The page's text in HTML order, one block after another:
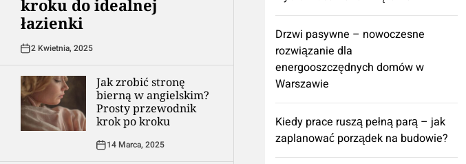
kroku do idealnej
łazienki
2 Kwietnia, 2025
Jak zrobić stronę
bierną w angielskim?
Prosty przewodnik
krok po kroku
14 Marca, 2025
Drzwi pasywne – nowoczesne
rozwiązanie dla
energooszczędnych domów w
Warszawie
Kiedy prace ruszą pełną parą – jak
zaplanować porządek na budowie?